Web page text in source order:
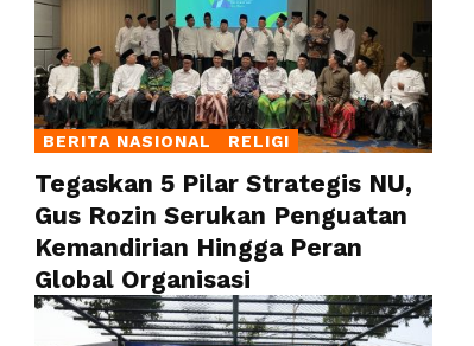
BERITA NASIONAL RELIGI
Tegaskan 5 Pilar Strategis NU,
Gus Rozin Serukan Penguatan
Kemandirian Hingga Peran
Global Organisasi